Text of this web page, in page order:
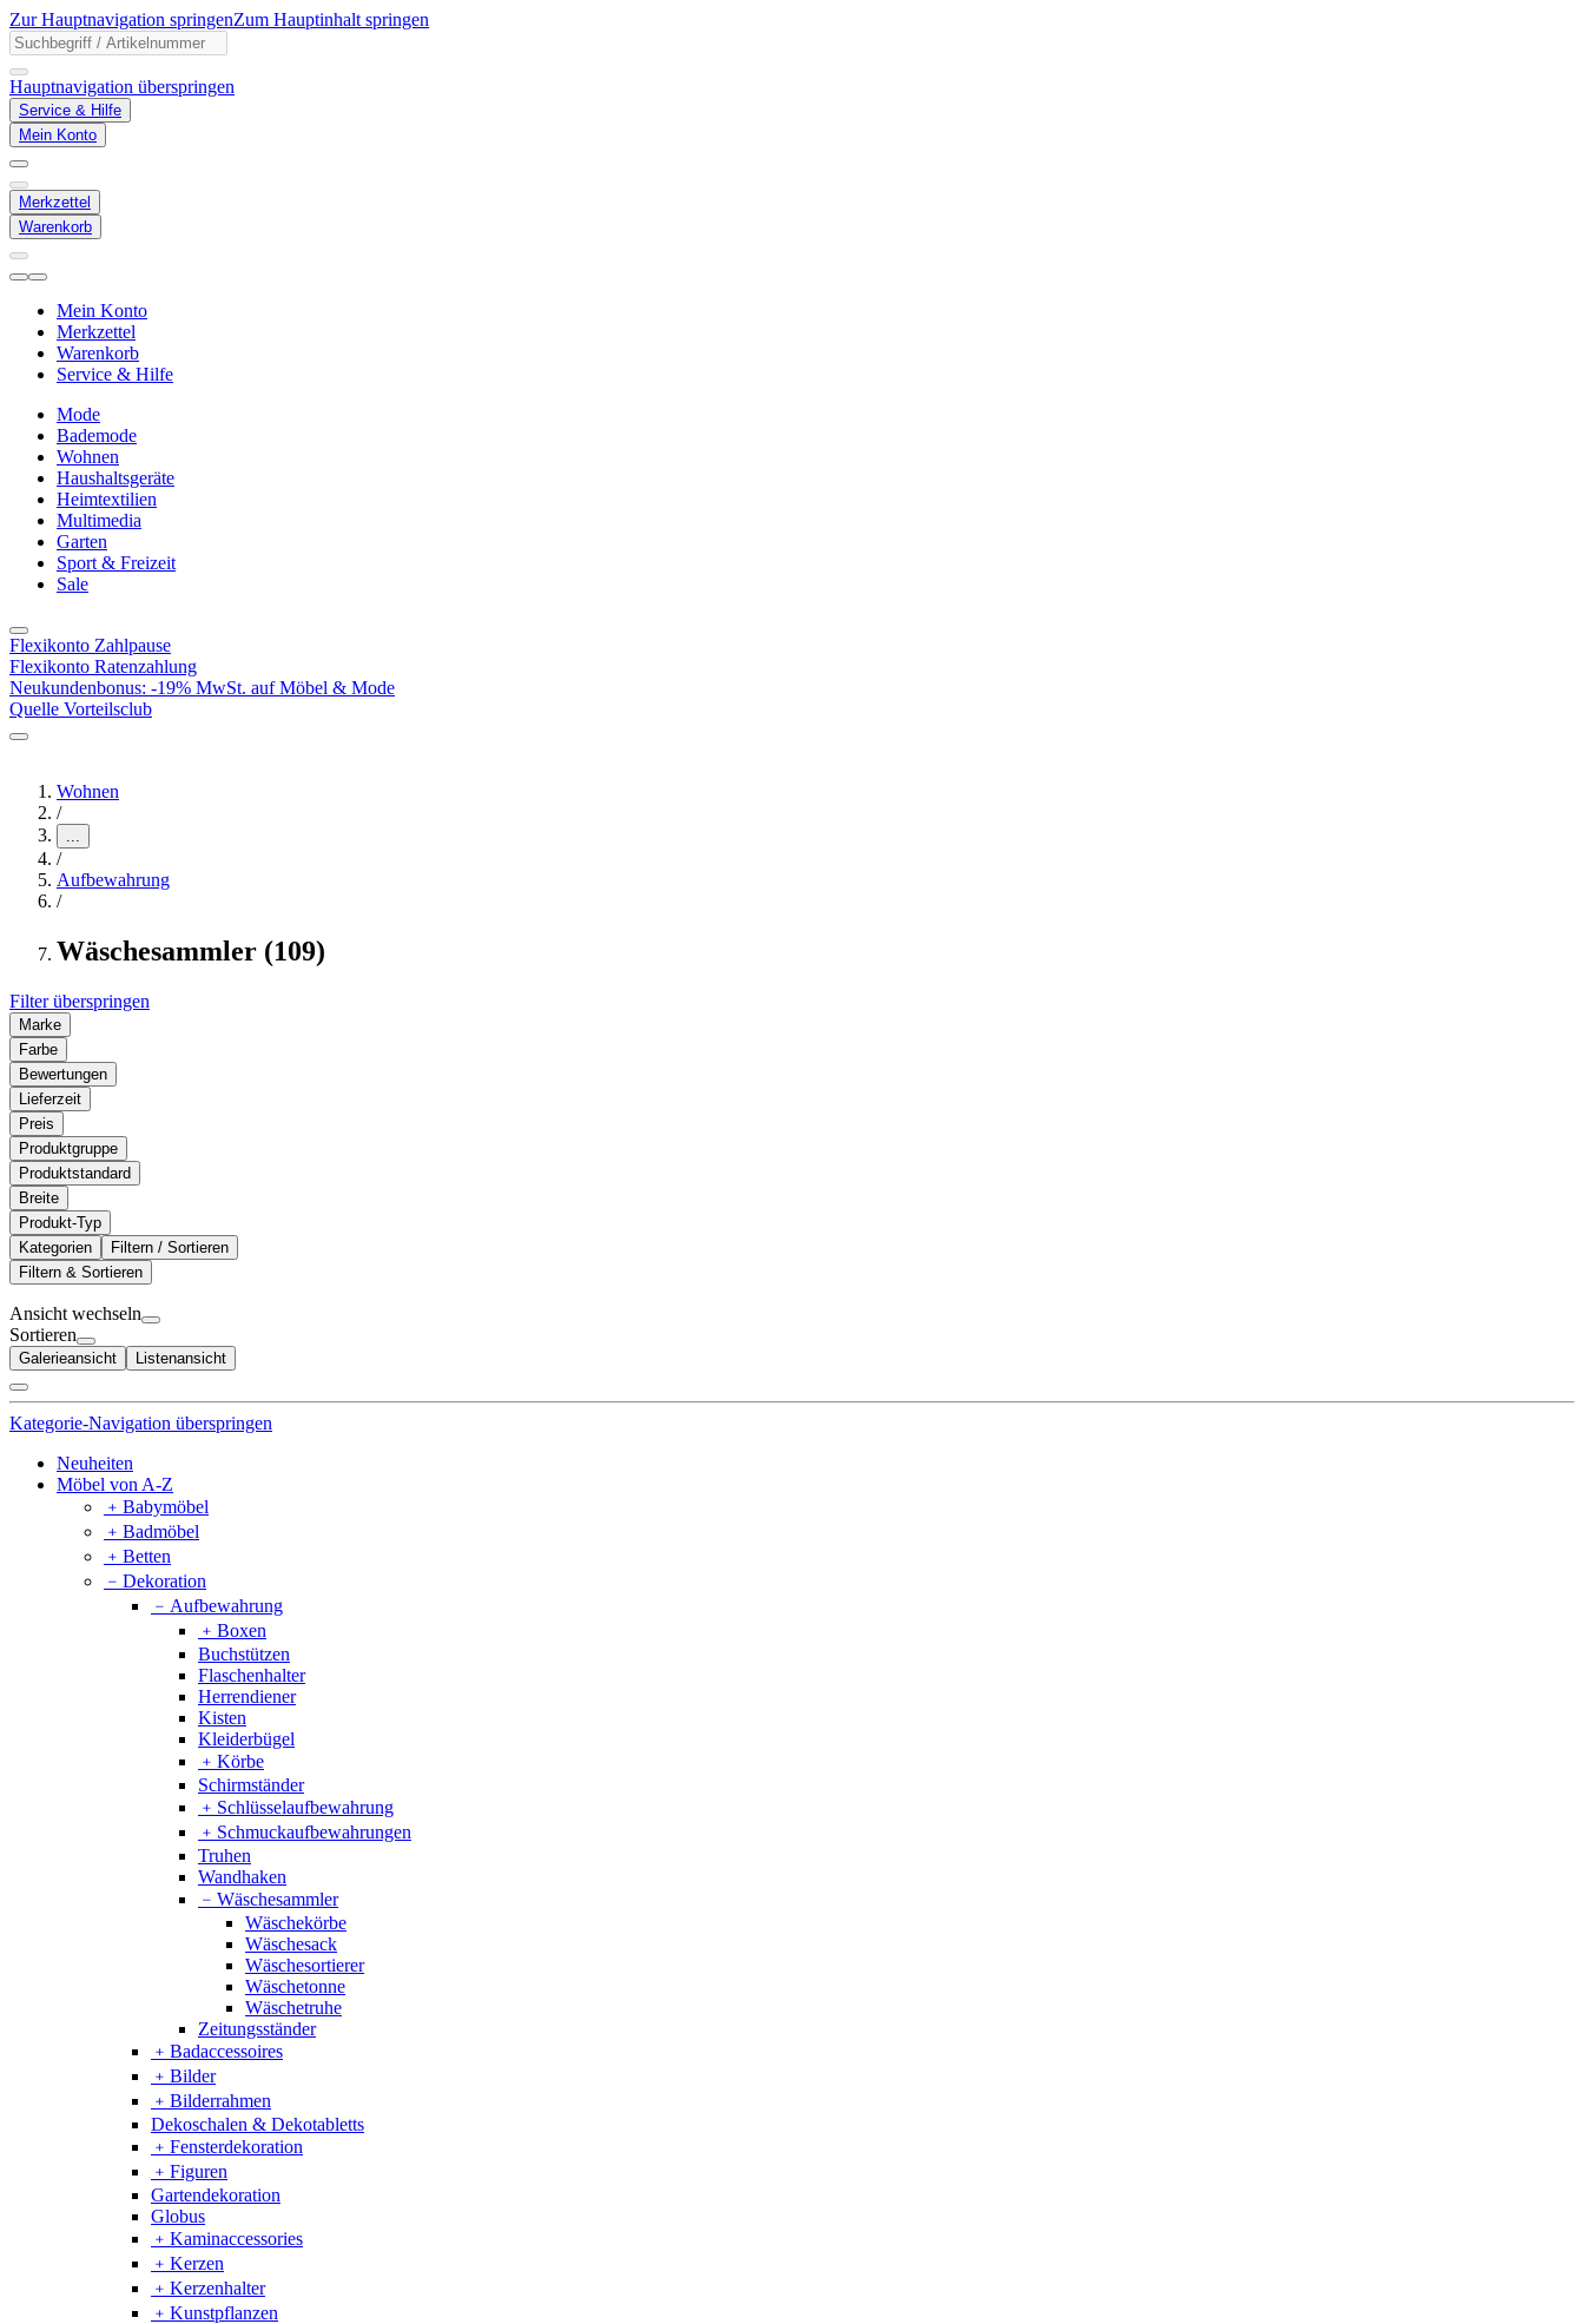
Zur Hauptnavigation springenZum Hauptinhalt springen
Hauptnavigation überspringen
Service & Hilfe
Mein Konto
Merkzettel
Warenkorb
Mein Konto
Merkzettel
Warenkorb
Service & Hilfe
Mode
Bademode
Wohnen
Haushaltsgeräte
Heimtextilien
Multimedia
Garten
Sport & Freizeit
Sale
Flexikonto Zahlpause
Flexikonto Ratenzahlung
Neukundenbonus: -19% MwSt. auf Möbel & Mode
Quelle Vorteilsclub
Wohnen
/
...
/
Aufbewahrung
/
Wäschesammler (109)
Filter überspringen
Marke
Farbe
Bewertungen
Lieferzeit
Preis
Produktgruppe
Produktstandard
Breite
Produkt-Typ
Kategorien
Filtern / Sortieren
Filtern & Sortieren
Ansicht wechseln
Sortieren
Galerieansicht Listenansicht
Kategorie-Navigation überspringen
Neuheiten
Möbel von A-Z
﹢ Babymöbel
﹢ Badmöbel
﹢ Betten
﹣ Dekoration
﹣ Aufbewahrung
﹢ Boxen
Buchstützen
Flaschenhalter
Herrendiener
Kisten
Kleiderbügel
﹢ Körbe
Schirmständer
﹢ Schlüsselaufbewahrung
﹢ Schmuckaufbewahrungen
Truhen
Wandhaken
﹣ Wäschesammler
Wäschekörbe
Wäschesack
Wäschesortierer
Wäschetonne
Wäschetruhe
Zeitungsständer
﹢ Badaccessoires
﹢ Bilder
﹢ Bilderrahmen
Dekoschalen & Dekotabletts
﹢ Fensterdekoration
﹢ Figuren
Gartendekoration
Globus
﹢ Kaminaccessories
﹢ Kerzen
﹢ Kerzenhalter
﹢ Kunstpflanzen